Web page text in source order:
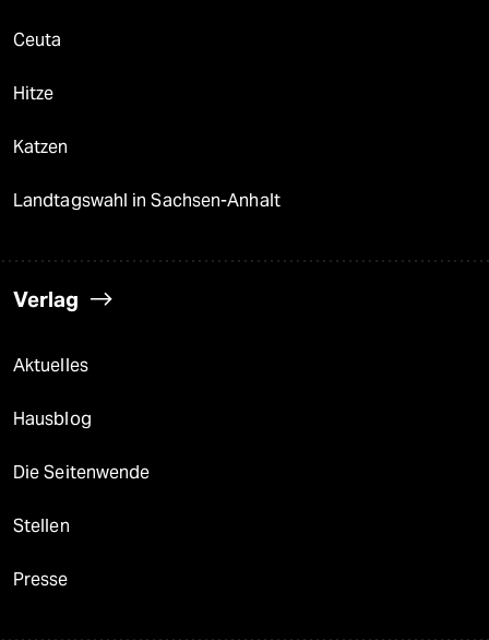
Ceuta
Hitze
Katzen
Landtagswahl in Sachsen-Anhalt
Verlag
Aktuelles
Hausblog
Die Seitenwende
Stellen
Presse